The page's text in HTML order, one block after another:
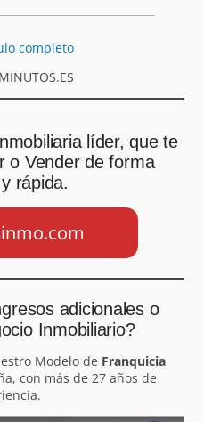
completo
líder, que te
o Vender de forma
rápida.
adicionales o
Inmobiliario?
Modelo de Franquicia
con más de 27 años de